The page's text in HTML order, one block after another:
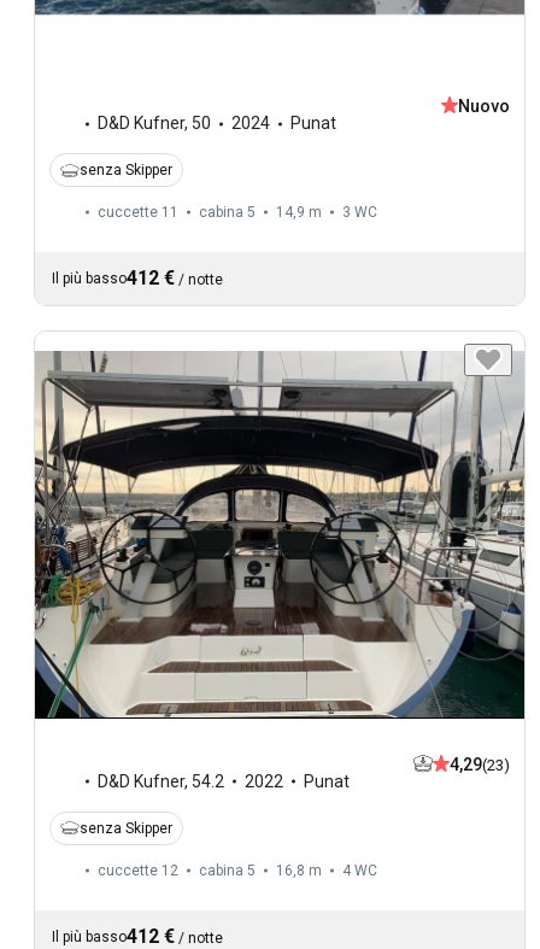
D&D Kufner, 50 2024 Punat
Nuovo
senza Skipper
cuccette 11 cabina 5 14,9 m 3 WC
Il più basso412 € / notte
D&D Kufner, 54.2 2022 Punat
4,29(23)
senza Skipper
cuccette 12 cabina 5 16,8 m 4 WC
Il più basso412 € / notte